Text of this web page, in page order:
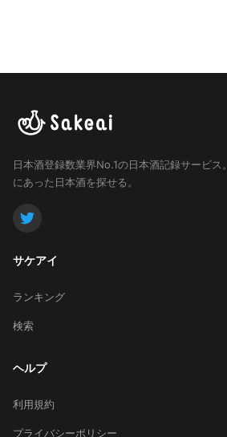
日本酒登録数業界No.1の日本酒記録サービス。
にあった日本酒を探せる。
サケアイ
ランキング
検索
ヘルプ
利用規約
プライバシーポリシー